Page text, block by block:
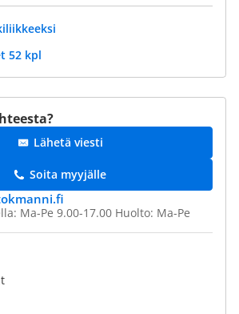
52 kpl
Lähetä viesti
Soita myyjälle
Ma-Pe 9.00-17.00 Huolto: Ma-Pe